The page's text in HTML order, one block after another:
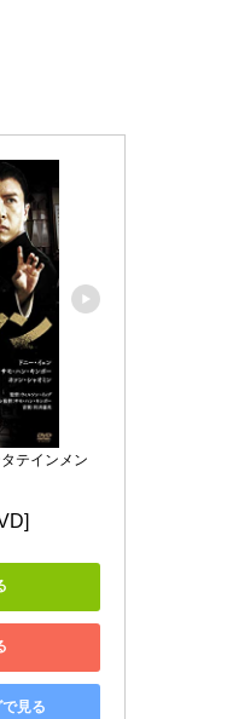
テインメン
見る